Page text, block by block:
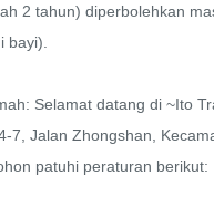
2 tahun) diperbolehkan
bayi).
Selamat datang di ~Ito
7, Jalan Zhongshan,
patuhi peraturan berikut: